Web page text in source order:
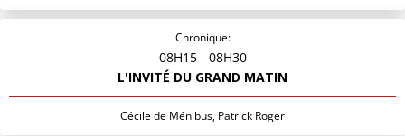
Chronique:
08H15 - 08H30
L'INVITÉ DU GRAND MATIN
Cécile de Ménibus, Patrick Roger